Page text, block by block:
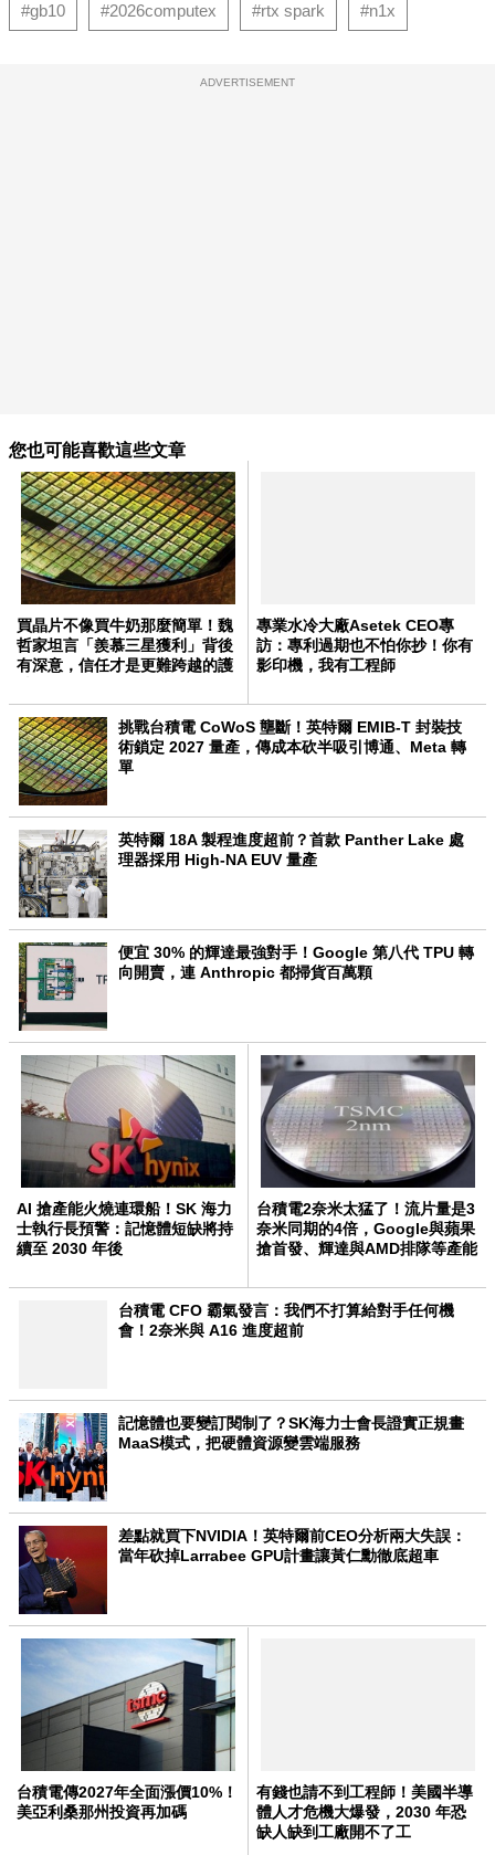
#gb10 #2026computex #rtx spark #n1x
ADVERTISEMENT
您也可能喜歡這些文章
買晶片不像買牛奶那麼簡單！魏
哲家坦言「羨慕三星獲利」背後
有深意，信任才是更難跨越的護
專業水冷大廠Asetek CEO專
訪：專利過期也不怕你抄！你有
影印機，我有工程師
挑戰台積電 CoWoS 壟斷！英特爾 EMIB-T 封裝技
術鎖定 2027 量產，傳成本砍半吸引博通、Meta 轉
單
英特爾 18A 製程進度超前？首款 Panther Lake 處
理器採用 High-NA EUV 量產
便宜 30% 的輝達最強對手！Google 第八代 TPU 轉
向開賣，連 Anthropic 都掃貨百萬顆
AI 搶產能火燒連環船！SK 海力
士執行長預警：記憶體短缺將持
續至 2030 年後
台積電2奈米太猛了！流片量是3
奈米同期的4倍，Google與蘋果
搶首發、輝達與AMD排隊等產能
台積電 CFO 霸氣發言：我們不打算給對手任何機
會！2奈米與 A16 進度超前
記憶體也要變訂閱制了？SK海力士會長證實正規畫
MaaS模式，把硬體資源變雲端服務
差點就買下NVIDIA！英特爾前CEO分析兩大失誤：
當年砍掉Larrabee GPU計畫讓黃仁勳徹底超車
台積電傳2027年全面漲價10%！
美亞利桑那州投資再加碼
有錢也請不到工程師！美國半導
體人才危機大爆發，2030 年恐
缺人缺到工廠開不了工